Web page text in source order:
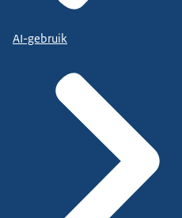
AI-gebruik